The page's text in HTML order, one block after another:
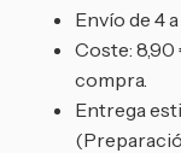
Envío de 4
Coste: 8,90
compra.
Entrega